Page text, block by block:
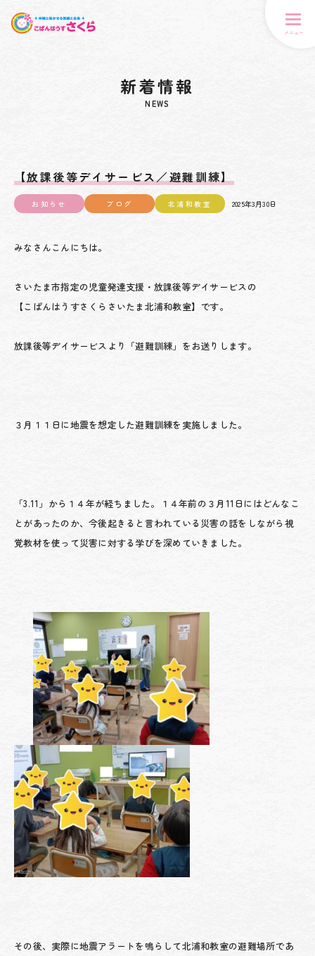
メニュー
新着情報
NEWS
【放課後等デイサービス／避難訓練】
お知らせ ブログ 北浦和教室 2025年3月30日
みなさんこんにちは。
さいたま市指定の児童発達支援・放課後等デイサービスの
【こぱんはうすさくらさいたま北浦和教室】です。
放課後等デイサービスより「避難訓練」をお送りします。
３月１１日に地震を想定した避難訓練を実施しました。
「3.11」から１４年が経ちました。１４年前の３月11日にはどんなこ
とがあったのか、今後起きると言われている災害の話をしながら視
覚教材を使って災害に対する学びを深めていきました。
その後、実際に地震アラートを鳴らして北浦和教室の避難場所であ